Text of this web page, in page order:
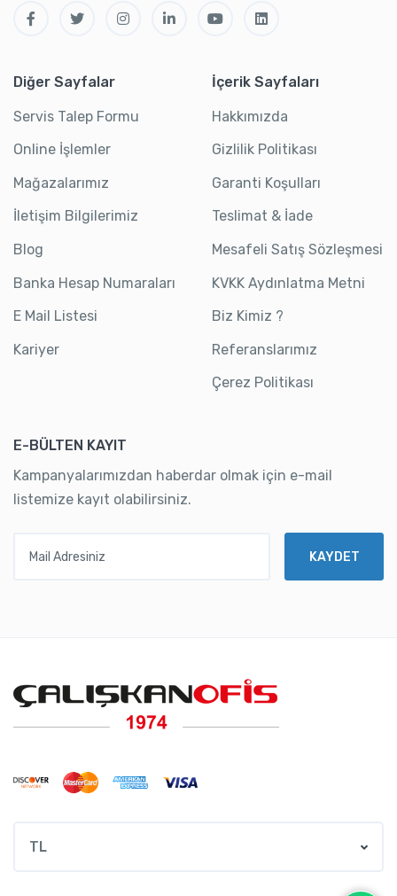
Diğer Sayfalar
Servis Talep Formu
Online İşlemler
Mağazalarımız
İletişim Bilgilerimiz
Blog
Banka Hesap Numaraları
E Mail Listesi
Kariyer
İçerik Sayfaları
Hakkımızda
Gizlilik Politikası
Garanti Koşulları
Teslimat & İade
Mesafeli Satış Sözleşmesi
KVKK Aydınlatma Metni
Biz Kimiz ?
Referanslarımız
Çerez Politikası
E-BÜLTEN KAYIT
Kampanyalarımızdan haberdar olmak için e-mail
listemize kayıt olabilirsiniz.
KAYDET
TL